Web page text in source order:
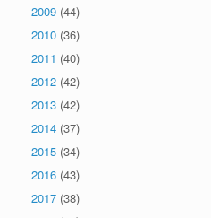
2009 (44)
2010 (36)
2011 (40)
2012 (42)
2013 (42)
2014 (37)
2015 (34)
2016 (43)
2017 (38)